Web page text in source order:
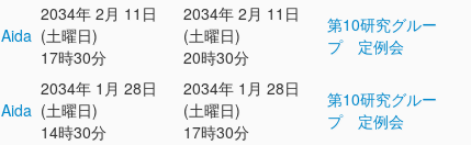
Aida
2034年 2月 11日
(土曜日)
17時30分
2034年 2月 11日
(土曜日)
20時30分
第10研究グルー
プ 定例会
Aida
2034年 1月 28日
(土曜日)
14時30分
2034年 1月 28日
(土曜日)
17時30分
第10研究グルー
プ 定例会